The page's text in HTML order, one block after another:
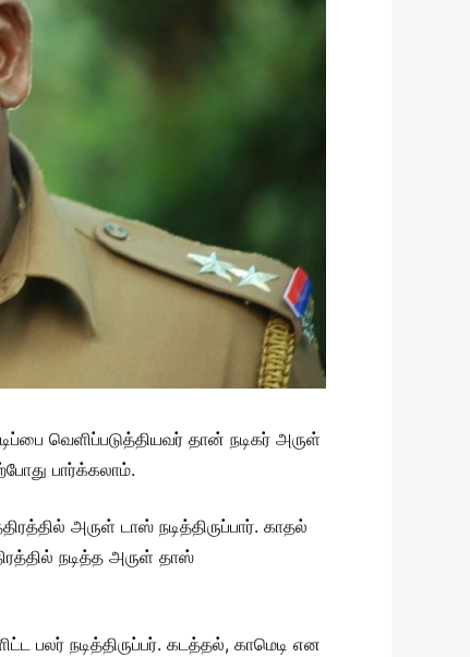
வெளிப்படுத்தியவர் தான் நடிகர் அருள்
பார்க்கலாம்.
அருள் டாஸ் நடித்திருப்பார். காதல்
நடித்த அருள் தாஸ்
பலர் நடித்திருப்பர். கடத்தல், காமெடி என